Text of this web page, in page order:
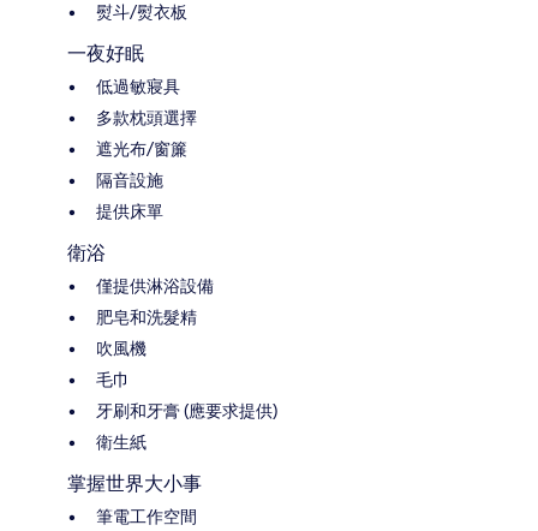
熨斗/熨衣板
一夜好眠
低過敏寢具
多款枕頭選擇
遮光布/窗簾
隔音設施
提供床單
衛浴
僅提供淋浴設備
肥皂和洗髮精
吹風機
毛巾
牙刷和牙膏 (應要求提供)
衛生紙
掌握世界大小事
筆電工作空間